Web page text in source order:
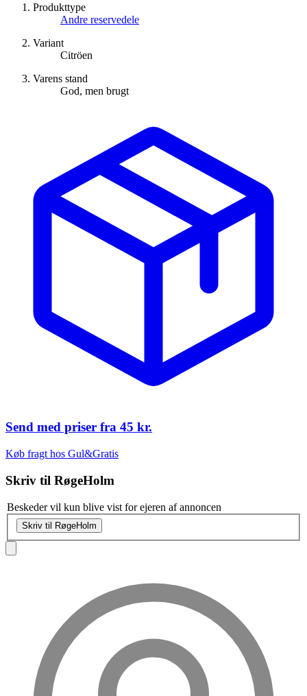
Produkttype
Andre reservedele
Variant
Citröen
Varens stand
God, men brugt
Send med priser fra 45 kr.
Køb fragt hos Gul&Gratis
Skriv til RøgeHolm
Beskeder vil kun blive vist for ejeren af annoncen
Skriv til RøgeHolm